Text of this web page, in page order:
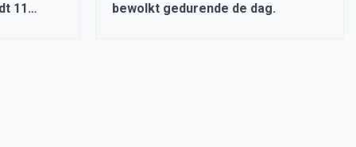
11
bewolkt gedurende de dag.